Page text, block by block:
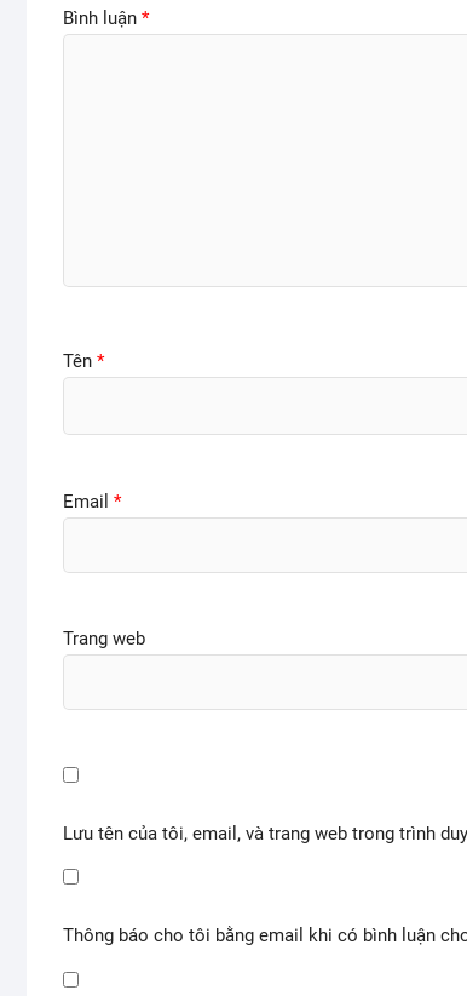
Bình luận *
Tên *
Email *
Trang web
Lưu tên của tôi, email, và trang web trong trình
Thông báo cho tôi bằng email khi có bình luận